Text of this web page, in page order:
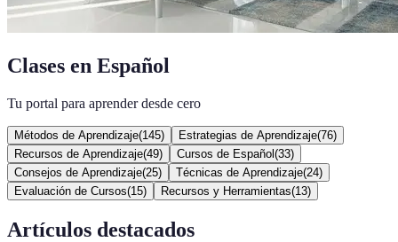
Clases en Español
Tu portal para aprender desde cero
Métodos de Aprendizaje(145) Estrategias de Aprendizaje(76)
Recursos de Aprendizaje(49) Cursos de Español (33)
Consejos de Aprendizaje(25) Técnicas de Aprendizaje(24)
Evaluación de Cursos(15) Recursos y Herramientas(13)
Artículos destacados